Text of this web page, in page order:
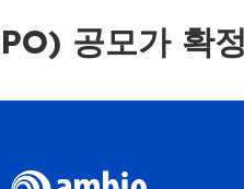
공모가 확